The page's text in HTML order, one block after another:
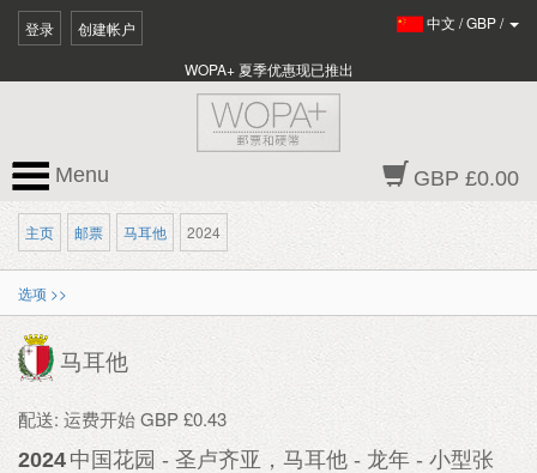
登录 创建帐户 中文 /GBP/
WOPA+ 夏季优惠现已推出
GBP £0.00
Menu
主页 邮票 马耳他 2024
选项 >>
马耳他
配送: 运费开始 GBP £0.43
2024 中国花园 - 圣卢齐亚，马耳他 - 龙年 - 小型张